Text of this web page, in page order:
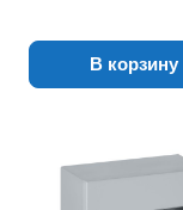
В корзину